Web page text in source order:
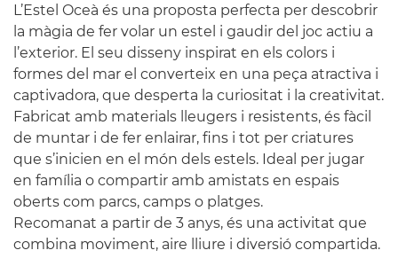
L’Estel Oceà és una proposta perfecta per descobrir
la màgia de fer volar un estel i gaudir del joc actiu a
l’exterior. El seu disseny inspirat en els colors i
formes del mar el converteix en una peça atractiva i
captivadora, que desperta la curiositat i la creativitat.
Fabricat amb materials lleugers i resistents, és fàcil
de muntar i de fer enlairar, fins i tot per criatures
que s’inicien en el món dels estels. Ideal per jugar
en família o compartir amb amistats en espais
oberts com parcs, camps o platges.
Recomanat a partir de 3 anys, és una activitat que
combina moviment, aire lliure i diversió compartida.